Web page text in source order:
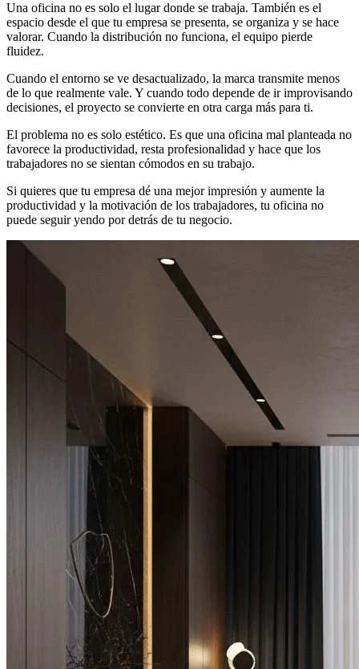
Una oficina no es solo el lugar donde se trabaja. También es el
espacio desde el que tu empresa se presenta, se organiza y se hace
valorar. Cuando la distribución no funciona, el equipo pierde
fluidez.
Cuando el entorno se ve desactualizado, la marca transmite menos
de lo que realmente vale. Y cuando todo depende de ir improvisando
decisiones, el proyecto se convierte en otra carga más para ti.
El problema no es solo estético. Es que una oficina mal planteada no
favorece la productividad, resta profesionalidad y hace que los
trabajadores no se sientan cómodos en su trabajo.
Si quieres que tu empresa dé una mejor impresión y aumente la
productividad y la motivación de los trabajadores, tu oficina no
puede seguir yendo por detrás de tu negocio.